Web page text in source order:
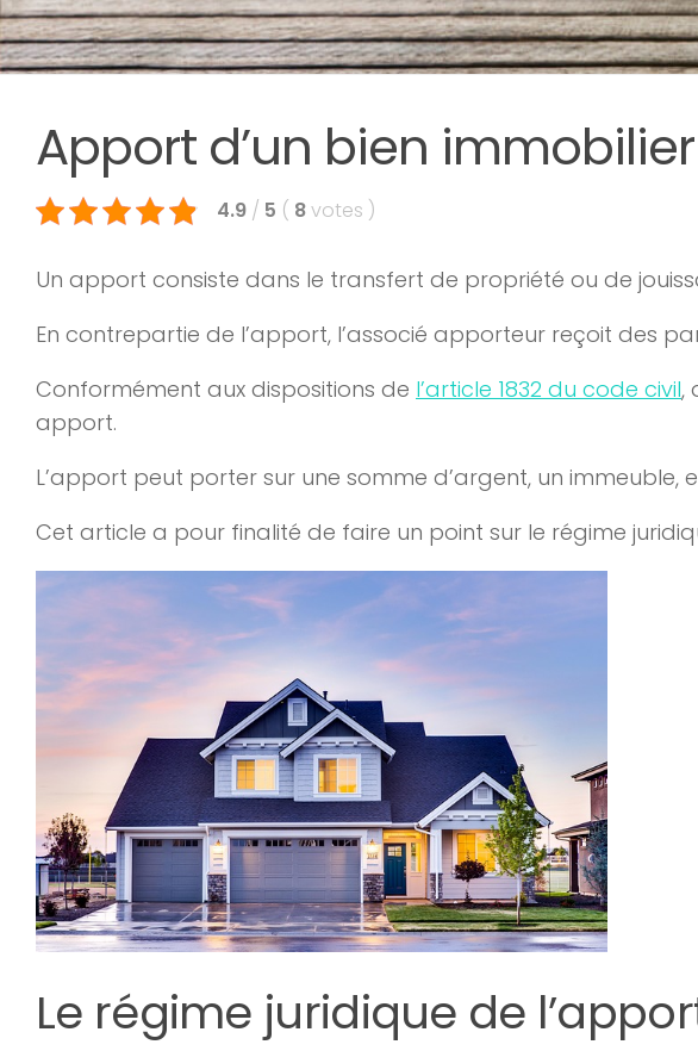
Apport d’un bien
4.9 / 5 ( 8votes )
Un apport consiste dans le transfert de propriété ou de
En contrepartie de l’apport, l’associé apporteur reçoit des
Conformément aux dispositions de l’article 1832 du code civil,
apport.
L’apport peut porter sur une somme d’argent, un immeuble,
Cet article a pour finalité de faire un point sur le régime
Le régime juridique de